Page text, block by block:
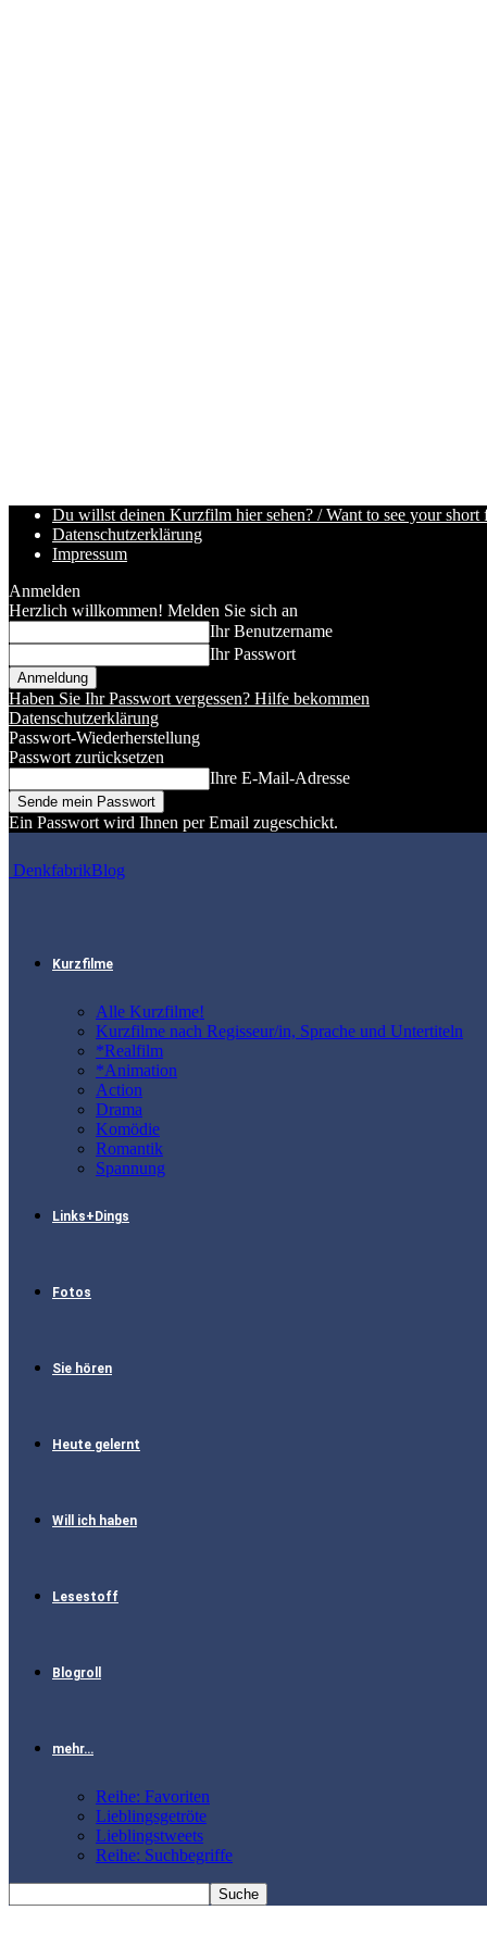
Du willst deinen Kurzfilm hier sehen? / Want to see your short
Datenschutzerklärung
Impressum
Anmelden
Herzlich willkommen! Melden Sie sich an
Ihr Benutzername
Ihr Passwort
Haben Sie Ihr Passwort vergessen? Hilfe bekommen
Datenschutzerklärung
Passwort-Wiederherstellung
Passwort zurücksetzen
Ihre E-Mail-Adresse
Ein Passwort wird Ihnen per Email zugeschickt.
DenkfabrikBlog
Kurzfilme
Alle Kurzfilme!
Kurzfilme nach Regisseur/in, Sprache und Untertiteln
*Realfilm
*Animation
Action
Drama
Komödie
Romantik
Spannung
Links+Dings
Fotos
Sie hören
Heute gelernt
Will ich haben
Lesestoff
Blogroll
mehr…
Reihe: Favoriten
Lieblingsgetröte
Lieblingstweets
Reihe: Suchbegriffe